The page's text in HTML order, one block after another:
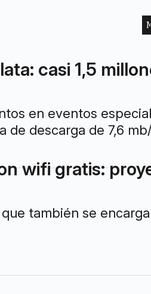
casi 1,5
en eventos
de descarga de 7,6
wifi gratis:
también se